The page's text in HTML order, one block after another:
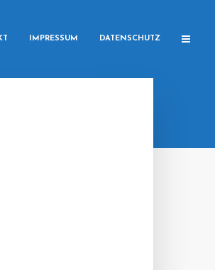
IMPRESSUM DATENSCHUTZ